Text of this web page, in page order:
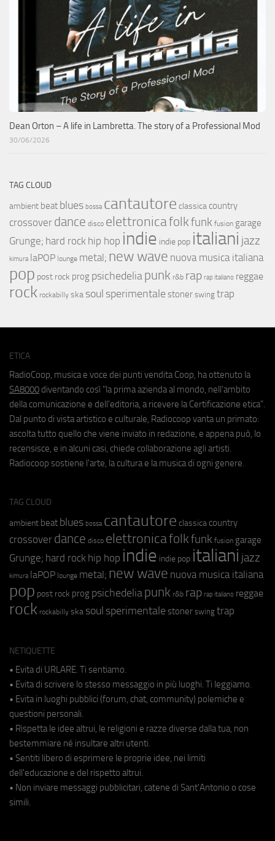
Dean Orton – A life in Lambretta. The story of a Professional Mod
30/06/2026
TAG CLOUD
ambient beat blues bossa cantautore classica country
crossover dance disco elettronicafolkfunk fusion garage
Grunge; hard rock hip hop indie indie pop italiani jazz
kimura laPOP lounge metal; new wave nuova musica italiana
pop post rock prog psichedeliapunk r&b rap rap italiano reggae
rock rockabilly ska soul sperimentale stoner swing trap
ETICA
RadioCoop, musica e voce dei punti vendita Coop, ha ottenuto la
SA8000 diventando così "la prima azienda al mondo, nell'ambito
della comunicazione e dell'editoria, a ricevere la Certificazione etica".
Dal punto di vista artistico e culturale, Radiocoop vanta un primato:
ascolta tutto quello che viene inviato in redazione, e appena può, lo
recensisce, e in alcuni casi, chiede collaborazione agli artisti.
Radiocoop sostiene l'arte, la cultura e la musica di ogni genere.
TAG CLOUD
ambient beat blues bossa cantautore classica country
crossover dance disco elettronicafolkfunk fusion garage
Grunge; hard rock hip hop indie indie pop italiani jazz
kimura laPOP lounge metal; new wave nuova musica italiana
pop post rock prog psichedeliapunk r&b rap rap italiano reggae
rock rockabilly ska soul sperimentale stoner swing trap
NETIQUETTE
• Evita di URLARE. Ti sentiamo.
• Evita di scrivere lo stesso messaggio in più luoghi. Ti leggiamo.
• Evita in luoghi pubblici (forum, chat, community) polemiche e
questioni personali.
• Rispetta le idee altrui, le religioni e razze diverse dalla tua, non
bestemmiare né insultare altri utenti.
• Sentiti libero di esprimere le proprie idee, nei limiti
dell'educazione e del rispetto altrui.
• Non inviare messaggi pubblicitari, catene di Sant'Antonio o cose
simili.